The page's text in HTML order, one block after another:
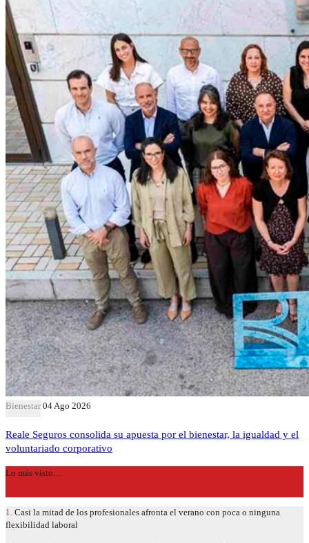
Bienestar 04 Ago 2026
Reale Seguros consolida su apuesta por el bienestar, la igualdad y el
voluntariado corporativo
Lo más visto…
1. Casi la mitad de los profesionales afronta el verano con poca o ninguna
flexibilidad laboral